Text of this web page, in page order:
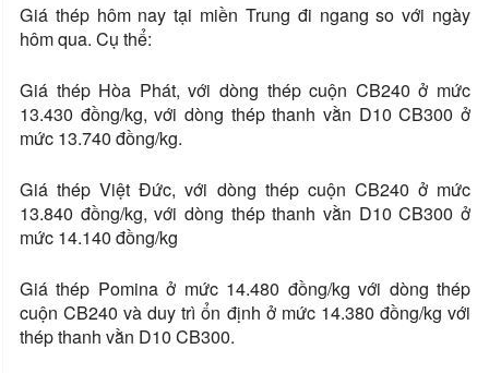
Giá thép hôm nay tại miền Trung đi ngang so với ngày
hôm qua. Cụ thể:
Giá thép Hòa Phát, với dòng thép cuộn CB240 ở mức
13.430 đồng/kg, với dòng thép thanh vằn D10 CB300 ở
mức 13.740 đồng/kg.
Giá thép Việt Đức, với dòng thép cuộn CB240 ở mức
13.840 đồng/kg, với dòng thép thanh vằn D10 CB300 ở
mức 14.140 đồng/kg
Giá thép Pomina ở mức 14.480 đồng/kg với dòng thép
cuộn CB240 và duy trì ổn định ở mức 14.380 đồng/kg với
thép thanh vằn D10 CB300.